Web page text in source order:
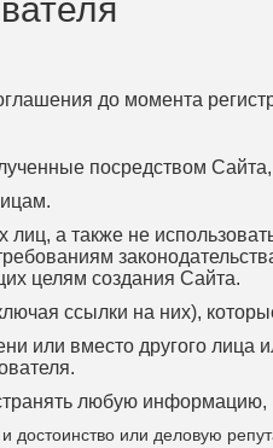
до момента
посредством
а также не
целям создания Сайта.
ссылки на них),
или вместо другого
любую информацию,
достоинство или деловую